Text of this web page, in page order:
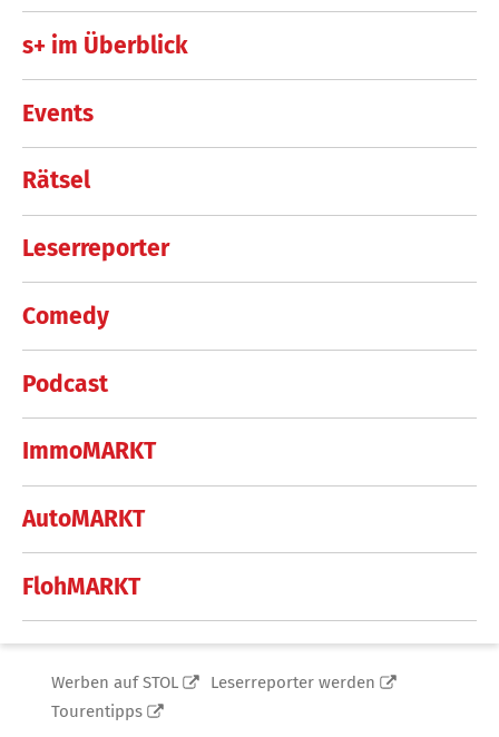
s+ im Überblick
Events
Rätsel
Leserreporter
Comedy
Podcast
ImmoMARKT
AutoMARKT
FlohMARKT
Werben auf STOL
Leserreporter werden
Tourentipps